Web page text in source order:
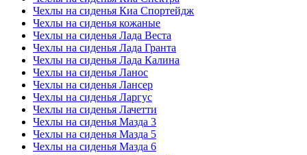
Чехлы на сиденья Киа Спортейдж
Чехлы на сиденья кожаные
Чехлы на сиденья Лада Веста
Чехлы на сиденья Лада Гранта
Чехлы на сиденья Лада Калина
Чехлы на сиденья Ланос
Чехлы на сиденья Лансер
Чехлы на сиденья Ларгус
Чехлы на сиденья Лачетти
Чехлы на сиденья Мазда 3
Чехлы на сиденья Мазда 5
Чехлы на сиденья Мазда 6